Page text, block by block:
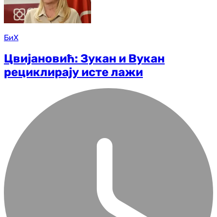
БиХ
Цвијановић: Зукан и Вукан
рециклирају исте лажи